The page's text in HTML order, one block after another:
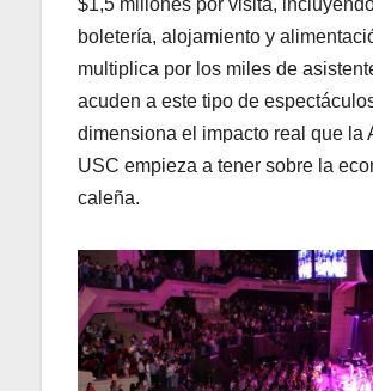
$1,5 millones por visita,
boletería, alojamiento y
multiplica por los miles de
acuden a este tipo de
dimensiona el impacto real que la
USC empieza a tener sobre la
caleña.